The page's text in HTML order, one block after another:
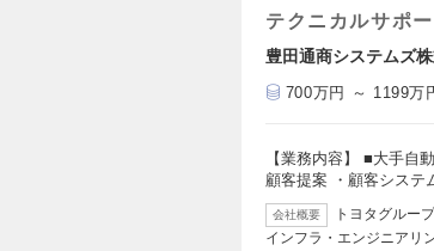
テクニカルサポー
豊田通商システムズ
700万円 ～ 1199万
【業務内容】 ■大手自
顧客提案 ・顧客システ
会社概要
トヨタグルー
インフラ・エンジニアリ